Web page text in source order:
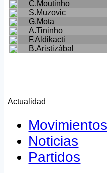
C.Moutinho
S.Muzovic
G.Mota
A.Tininho
F.Aldikacti
B.Aristizábal
Actualidad
Movimientos
Noticias
Partidos